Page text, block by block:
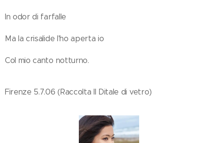
In odor di farfalle
Ma la crisalide l'ho aperta io
Col mio canto notturno.
Firenze 5.7.06 (Raccolta Il Ditale di vetro)